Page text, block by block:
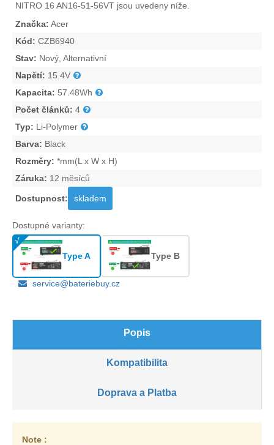
NITRO 16 AN16-51-56VT jsou uvedeny níže.
Značka: Acer
Kód: CZB6940
Stav: Nový, Alternativní
Napětí: 15.4V
Kapacita: 57.48Wh
Počet článků: 4
Typ: Li-Polymer
Barva: Black
Rozměry: *mm(L x W x H)
Záruka: 12 měsíců
Dostupnost: skladem
Dostupné varianty:
Type A Type B
service@bateriebuy.cz
Popis
Kompatibilita
Doprava a Platba
Note :